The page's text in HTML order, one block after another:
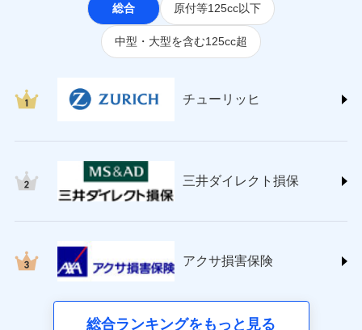
(https://www.sonysonpo.co.jp/)
損害保険ジャパン株式会社 (https://www.sompo-
japan.co.jp/)
ＳＯＭＰＯダイレクト損害保険株式会社
チューリッヒ保険会社 (https://www.zurich.co.jp/)
(https://www.nisshinfire.co.jp/)
ペット＆ファミリー損害保険株式会社
(https://www.petfamilyins.co.jp/)
三井住友海上火災保険株式会社 (https://www.ms-
三井ダイレクト損害保険株式会社
(https://www.mitsui-direct.co.jp/)
総合 原付等125cc以下
中型・大型を含む125cc超
チューリッヒ
三井ダイレクト損保
アクサ損害保険
総合ランキングをもっと見る